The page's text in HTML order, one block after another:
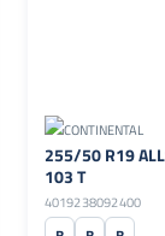
255/50 R19
103 T
4019238092400